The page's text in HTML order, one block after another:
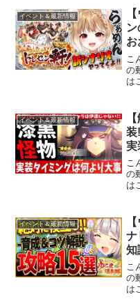
ろ
イベント＆最新情報
お
こ
の
は
に
イベント＆最新情報
装
実
こ
の
は
イベント＆最新情報
ナ
知
み
こ
の
は